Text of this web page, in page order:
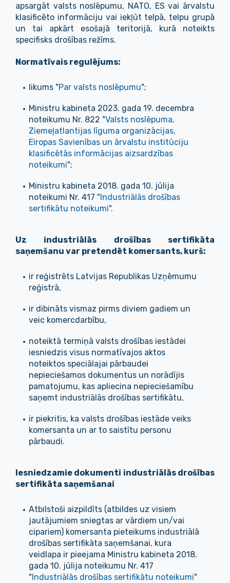
apsargāt valsts noslēpumu, NATO, ES vai ārvalstu
klasificēto informāciju vai iekļūt telpā, telpu grupā
un tai apkārt esošajā teritorijā, kurā noteikts
specifisks drošības režīms.
Normatīvais regulējums:
likums "Par valsts noslēpumu";
Ministru kabineta 2023. gada 19. decembra
noteikumu Nr. 822 "Valsts noslēpuma,
Ziemeļatlantijas līguma organizācijas,
Eiropas Savienības un ārvalstu institūciju
klasificētās informācijas aizsardzības
noteikumi";
Ministru kabineta 2018. gada 10. jūlija
noteikumi Nr. 417 " Industriālās drošības
sertifikātu noteikumi".
Uz industriālās drošības sertifikāta
saņemšanu var pretendēt komersants, kurš:
ir reģistrēts Latvijas Republikas Uzņēmumu
reģistrā,
ir dibināts vismaz pirms diviem gadiem un
veic komercdarbību,
noteiktā termiņā valsts drošības iestādei
iesniedzis visus normatīvajos aktos
noteiktos speciālajai pārbaudei
nepieciešamos dokumentus un norādījis
pamatojumu, kas apliecina nepieciešamību
saņemt industriālās drošības sertifikātu,
ir piekritis, ka valsts drošības iestāde veiks
komersanta un ar to saistītu personu
pārbaudi.
Iesniedzamie dokumenti industriālās drošības
sertifikāta saņemšanai
Atbilstoši aizpildīts (atbildes uz visiem
jautājumiem sniegtas ar vārdiem un/vai
cipariem) komersanta pieteikums industriālā
drošības sertifikāta saņemšanai, kura
veidlapa ir pieejama Ministru kabineta 2018.
gada 10. jūlija noteikumu Nr. 417
"Industriālās drošības sertifikātu noteikumi"